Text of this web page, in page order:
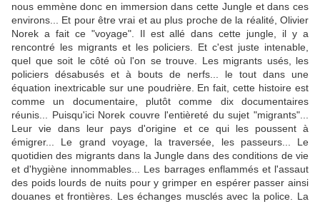
nous emmène donc en immersion dans cette Jungle et dans ces
environs... Et pour être vrai et au plus proche de la réalité, Olivier
Norek a fait ce "voyage". Il est allé dans cette jungle, il y a
rencontré les migrants et les policiers. Et c'est juste intenable,
quel que soit le côté où l'on se trouve. Les migrants usés, les
policiers désabusés et à bouts de nerfs... le tout dans une
équation inextricable sur une poudrière. En fait, cette histoire est
comme un documentaire, plutôt comme dix documentaires
réunis... Puisqu'ici Norek couvre l'entièreté du sujet "migrants"...
Leur vie dans leur pays d'origine et ce qui les poussent à
émigrer... Le grand voyage, la traversée, les passeurs... Le
quotidien des migrants dans la Jungle dans des conditions de vie
et d'hygiène innommables... Les barrages enflammés et l'assaut
des poids lourds de nuits pour y grimper en espérer passer ainsi
douanes et frontières. Les échanges musclés avec la police. La